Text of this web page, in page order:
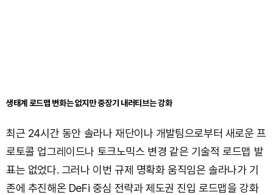
생태계 로드맵 변화는 없지만 중장기 내러티브는 강화
최근 24시간 동안 솔라나 재단이나 개발팀으로부터 새로운 프
로토콜 업그레이드나 토크노믹스 변경 같은 기술적 로드맵 발
표는 없었다. 그러나 이번 규제 명확화 움직임은 솔라나가 기
존에 추진해온 DeFi 중심 전략과 제도권 진입 로드맵을 강화